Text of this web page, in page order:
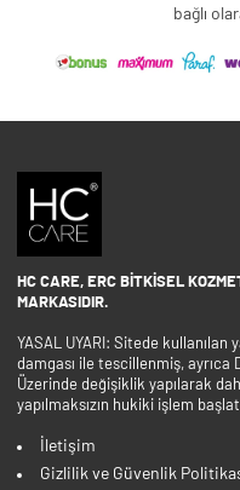
bağlı
HC CARE, ERC BITKISEL
MARKASIDIR.
YASAL UYARI: Sitede kullanılan
damgası ile tescillenmiş, ayrıca
Üzerinde değişiklik yapılarak
yapılmaksızın hukiki işlem
İletişim
Gizlilik ve Güvenlik